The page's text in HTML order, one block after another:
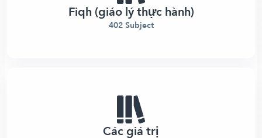
Fiqh (giáo lý thực hành)
402 Subject
Các giá trị